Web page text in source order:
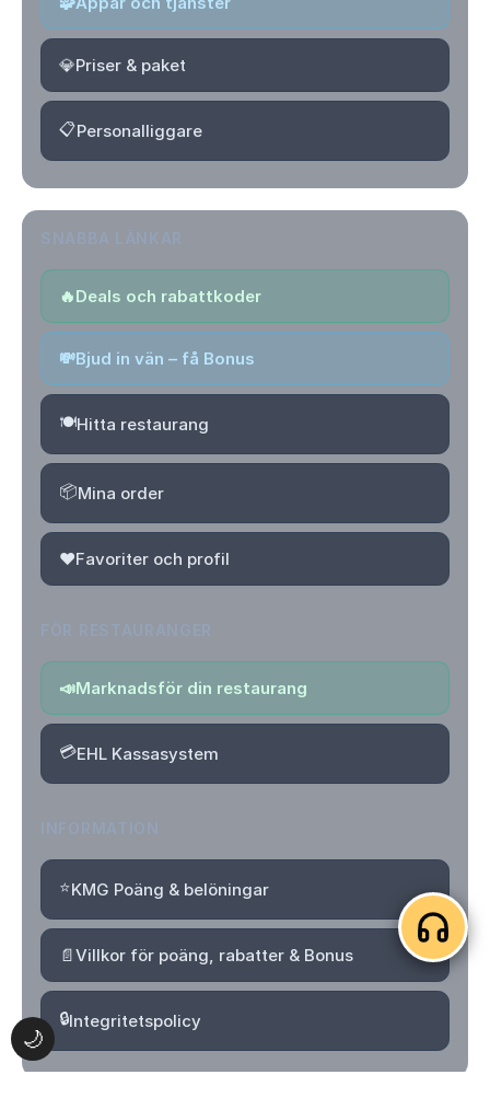
🌙
💎Priser & paket
📋Personalliggare
🔥Deals och rabattkoder
💸Bjud in vän – få Bonus
🍽️Hitta restaurang
📦Mina order
❤️Favoriter och profil
📣Marknadsför din restaurang
💳EHL Kassasystem
⭐KMG Poäng & belöningar
📄Villkor för poäng, rabatter & Bonus
🔒Integritetspolicy